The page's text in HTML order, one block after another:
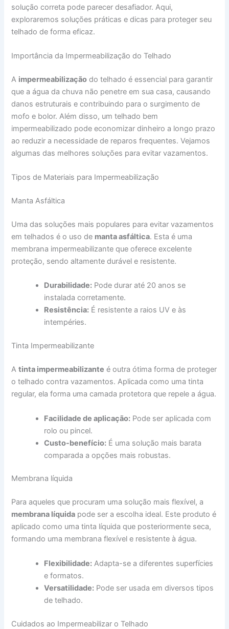
solução correta pode parecer desafiador. Aqui,
exploraremos soluções práticas e dicas para proteger seu
telhado de forma eficaz.
Importância da Impermeabilização do Telhado
A impermeabilização do telhado é essencial para garantir
que a água da chuva não penetre em sua casa, causando
danos estruturais e contribuindo para o surgimento de
mofo e bolor. Além disso, um telhado bem
impermeabilizado pode economizar dinheiro a longo prazo
ao reduzir a necessidade de reparos frequentes. Vejamos
algumas das melhores soluções para evitar vazamentos.
Tipos de Materiais para Impermeabilização
Manta Asfáltica
Uma das soluções mais populares para evitar vazamentos
em telhados é o uso de manta asfáltica. Esta é uma
membrana impermeabilizante que oferece excelente
proteção, sendo altamente durável e resistente.
Durabilidade: Pode durar até 20 anos se
instalada corretamente.
Resistência: É resistente a raios UV e às
intempéries.
Tinta Impermeabilizante
Atinta impermeabilizante é outra ótima forma de proteger
o telhado contra vazamentos. Aplicada como uma tinta
regular, ela forma uma camada protetora que repele a água.
Facilidade de aplicação: Pode ser aplicada com
rolo ou pincel.
Custo-benefício: É uma solução mais barata
comparada a opções mais robustas.
Membrana líquida
Para aqueles que procuram uma solução mais flexível, a
membrana líquida pode ser a escolha ideal. Este produto é
aplicado como uma tinta líquida que posteriormente seca,
formando uma membrana flexível e resistente à água.
Flexibilidade: Adapta-se a diferentes superfícies
e formatos.
Versatilidade: Pode ser usada em diversos tipos
de telhado.
Cuidados ao Impermeabilizar o Telhado